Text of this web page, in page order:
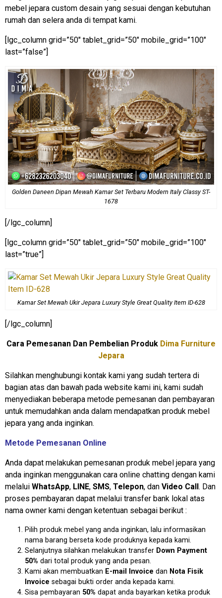
mebel jepara custom desain yang sesuai dengan kebutuhan
rumah dan selera anda di tempat kami.
[lgc_column grid=”50″ tablet_grid=”50″ mobile_grid=”100″
last=”false”]
Golden Daneen Dipan Mewah Kamar Set Terbaru Modern Italy Classy ST-
1678
[/lgc_column]
[lgc_column grid=”50″ tablet_grid=”50″ mobile_grid=”100″
last=”true”]
Kamar Set Mewah Ukir Jepara Luxury Style Great Quality Item ID-628
[/lgc_column]
Cara Pemesanan Dan Pembelian Produk Dima Furniture
Jepara
Silahkan menghubungi kontak kami yang sudah tertera di
bagian atas dan bawah pada website kami ini, kami sudah
menyediakan beberapa metode pemesanan dan pembayaran
untuk memudahkan anda dalam mendapatkan produk mebel
jepara yang anda inginkan.
Metode Pemesanan Online
Anda dapat melakukan pemesanan produk mebel jepara yang
anda inginkan menggunakan cara online chatting dengan kami
melalui WhatsApp, LINE, SMS, Telepon, dan Video Call . Dan
proses pembayaran dapat melalui transfer bank lokal atas
nama owner kami dengan ketentuan sebagai berikut :
Pilih produk mebel yang anda inginkan, lalu informasikan
nama barang berseta kode produknya kepada kami.
Selanjutnya silahkan melakukan transfer Down Payment
50% dari total produk yang anda pesan.
Kami akan membuatkan E-mail Invoice dan Nota Fisik
Invoice sebagai bukti order anda kepada kami.
Sisa pembayaran 50% dapat anda bayarkan ketika produk